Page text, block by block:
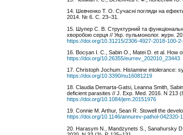
14. Шевченко Т. О. Сучасні погляди на
2014. № 6. С. 23–31.
15. Шупер С. В. Структурний та
хворобою серця // Укр. пульмонолог. журн.
https://doi.org/10.31215/2306-4927-2018-100-
16. Bocșan I. C., Sabin O., Matei D. et al. How
https://doi.org/10.26355/eurrev_202010_23443
17. Christoph Jochum. Histamine intolerance:
https://doi.org/10.3390/nu16081219
18. Claudia Demarta-Gatsi, Leanna Smith,
deficient parasites // J. Exp. Med. 2016. N 213
https://doi.org/10.1084/jem.20151976
19. Connie M. Arthur, Sean R. Stowell the
https://doi.org/10.1146/annurev-pathol-042320-
20. Harasym N., Mandzynets S., Sanahursky